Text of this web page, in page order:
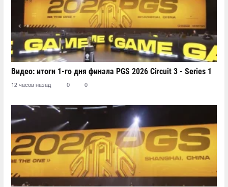
Видео: итоги 1-го дня финала PGS 2026 Circuit 3 - Series 1
12 часов назад 0 0